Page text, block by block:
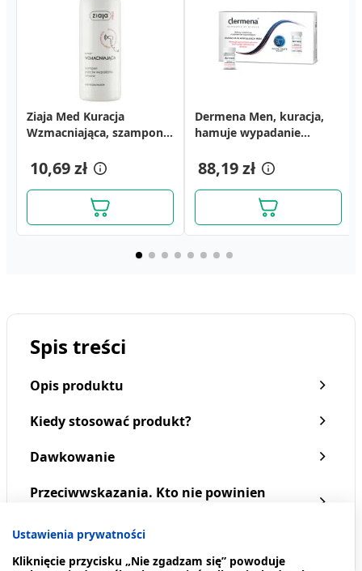
Ziaja Med Kuracja
Wzmacniająca, szampon
włosów, 300 ml
10,69 zł
Dermena Men, kuracja,
hamuje wypadanie
88,19 zł
Dermena Men, kuracja,
wlosow, 5ml,15amp
88,19 zł
Dermena Hair Care,
ampułek
Spis treści
Opis produktu
Kiedy stosować produkt?
Dawkowanie
Przeciwwskazania. Kto nie powinien
Pokaż więcej
Ustawienia prywatności
Kliknięcie przycisku „Nie zgadzam się” powoduje